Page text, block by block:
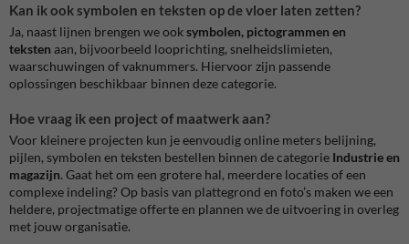
Kan ik ook symbolen en teksten op de vloer laten zetten?
Ja, naast lijnen brengen we ooksymbolen, pictogrammen en
teksten aan, bijvoorbeeld looprichting, snelheidslimieten,
waarschuwingen of vaknummers. Hiervoor zijn passende
oplossingen beschikbaar binnen deze categorie.
Hoe vraag ik een project of maatwerk aan?
Voor kleinere projecten kun je eenvoudig online meters belijning,
pijlen, symbolen en teksten bestellen binnen de categorie Industrie en
magazijn. Gaat het om een grotere hal, meerdere locaties of een
complexe indeling? Op basis van plattegrond en foto’s maken we een
heldere, projectmatige offerte en plannen we de uitvoering in overleg
met jouw organisatie.